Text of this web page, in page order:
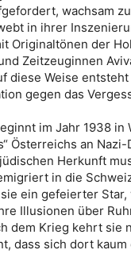
wachsam
in ihrer
Originaltönen der
Zeitzeuginnen
diese Weise
gegen das
im Jahr 1938 in
Österreichs an
Herkunft
in die
ein gefeierter
Illusionen über
dem Krieg kehrt sie
dass sich dort